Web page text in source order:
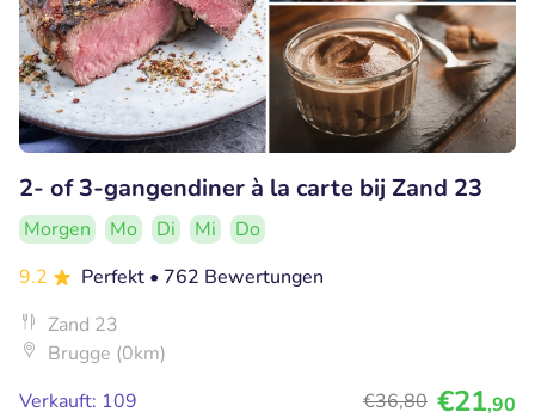
2- of 3-gangendiner à la carte bij Zand 23
Morgen Mo Di Mi
Do
9.2
Perfekt • 762 Bewertungen
Zand 23
Brugge (0km)
Verkauft: 109
€36,80 €21,90